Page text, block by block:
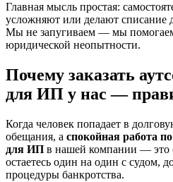
Главная мысль простая:
усложняют или делают списание
Мы не запугиваем — мы помогаем
юридической неопытности.
Почему заказать
для ИП у нас —
Когда человек попадает в
обещания, а спокойная работа
для ИП в нашей компании — это
остаетесь один на один с судом,
процедуры банкротства.